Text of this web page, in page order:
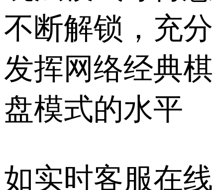
不断解锁，充分
发挥网络经典棋
盘模式的水平
如实时客服在线